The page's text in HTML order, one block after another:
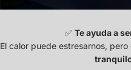
✅ Te ayuda a
El calor puede estresarnos,